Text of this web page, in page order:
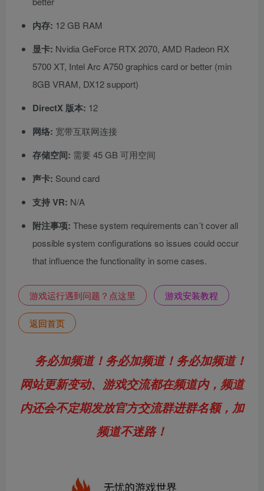
内存: 12 GB RAM
显卡: Nvidia GeForce RTX 2070, AMD Radeon RX
5700 XT, Intel Arc A750 graphics card or better (min
8GB VRAM, DX12 support)
DirectX 版本: 12
网络: 宽带互联网连接
存储空间: 需要 45 GB 可用空间
声卡: Sound card
支持 VR: N/A
附注事项: These system requirements can´t cover all
possible system configurations so issues could occur
that influence the functionality in some cases.
游戏运行遇到问题？点这里 游戏安装教程
返回首页
务必加频道！务必加频道！务必加频道！
网站更新变动、游戏交流都在频道内，频道
内还会不定期发放官方交流群进群名额，加
频道不迷路！